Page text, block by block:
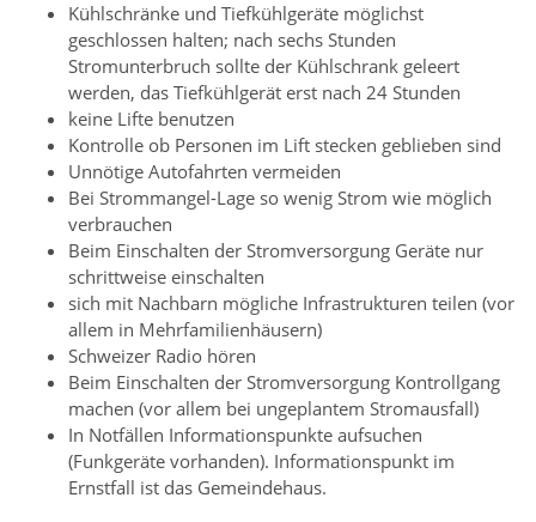
Kühlschränke und Tiefkühlgeräte möglichst
geschlossen halten; nach sechs Stunden
Stromunterbruch sollte der Kühlschrank geleert
werden, das Tiefkühlgerät erst nach 24 Stunden
keine Lifte benutzen
Kontrolle ob Personen im Lift stecken geblieben sind
Unnötige Autofahrten vermeiden
Bei Strommangel-Lage so wenig Strom wie möglich
verbrauchen
Beim Einschalten der Stromversorgung Geräte nur
schrittweise einschalten
sich mit Nachbarn mögliche Infrastrukturen teilen (vor
allem in Mehrfamilienhäusern)
Schweizer Radio hören
Beim Einschalten der Stromversorgung Kontrollgang
machen (vor allem bei ungeplantem Stromausfall)
In Notfällen Informationspunkte aufsuchen
(Funkgeräte vorhanden). Informationspunkt im
Ernstfall ist das Gemeindehaus.